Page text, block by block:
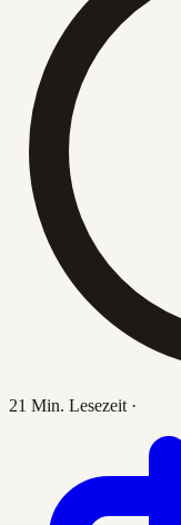
21 Min. Lesezeit ·